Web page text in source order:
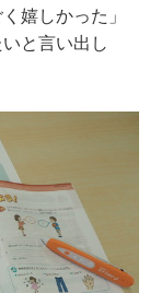
嬉しかった」
と言い出し